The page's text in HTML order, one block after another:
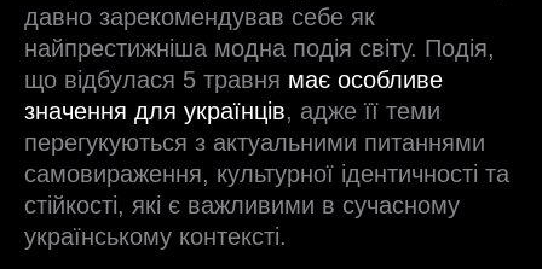
давно зарекомендував себе як
найпрестижніша модна подія світу. Подія,
що відбулася 5 травня має особливе
значення для українців, адже її теми
перегукуються з актуальними питаннями
самовираження, культурної ідентичності та
стійкості, які є важливими в сучасному
українському контексті.